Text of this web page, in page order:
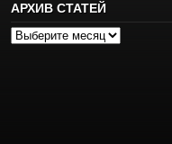
АРХИВ СТАТЕЙ
Архив